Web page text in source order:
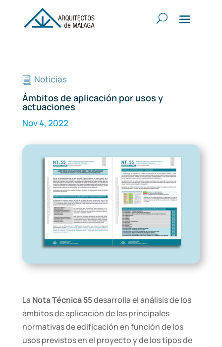
i Noticias
Ámbitos de aplicación por usos y
actuaciones
Nov 4, 2022
La Nota Técnica 55desarrolla el análisis de los
ámbitos de aplicación de las principales
normativas de edificación en función de los
usos previstos en el proyecto y de los tipos de